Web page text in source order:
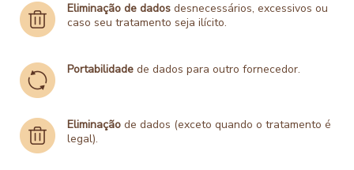
Eliminação de dados desnecessários, excessivos ou
caso seu tratamento seja ilícito.
Portabilidade de dados para outro fornecedor.
Eliminação de dados (exceto quando o tratamento é
legal).